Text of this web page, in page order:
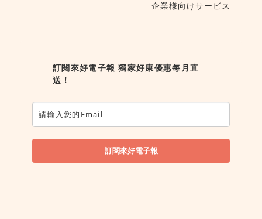
企業様向けサービス
訂閱來好電子報 獨家好康優惠每月直
送！
訂閱來好電子報